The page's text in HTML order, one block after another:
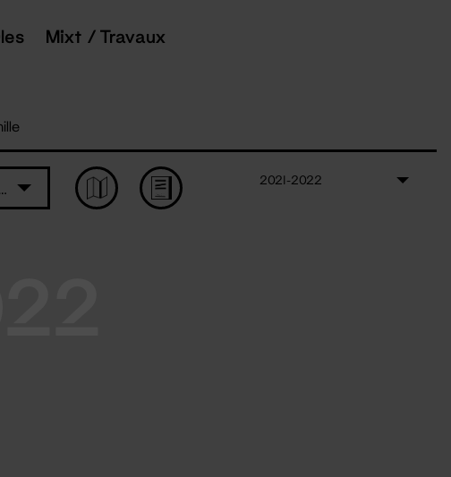
Mixt / Travaux
Théâtre Francine Vasse
2021-2022